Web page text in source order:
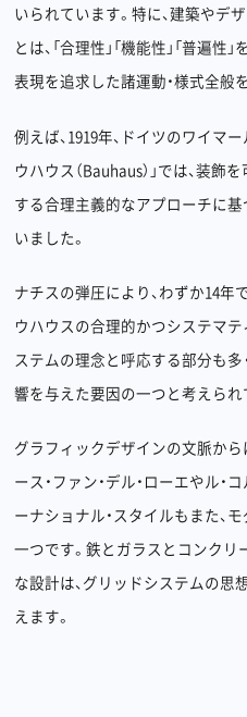
いられています。特に、建築やデ
とは、「合理性」「機能性」「普遍
表現を追求した諸運動・様式全般
例えば、1919年、ドイツのワイマ
ウハウス（Bauhaus）」では、装飾
する合理主義的なアプローチに
いました。
ナチスの弾圧により、わずか14年
ウハウスの合理的かつシステマテ
ステムの理念と呼応する部分も多
響を与えた要因の一つと考えられ
グラフィックデザインの文脈から
ース・ファン・デル・ローエやル・
ーナショナル・スタイルもまた、
一つです。鉄とガラスとコンク
な設計は、グリッドシステムの思
えます。